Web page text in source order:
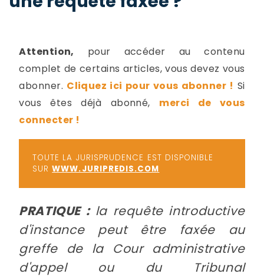
Attention, pour accéder au contenu
complet de certains articles, vous devez vous
abonner. Cliquez ici pour vous abonner ! Si
vous êtes déjà abonné, merci de vous
connecter !
TOUTE LA JURISPRUDENCE EST DISPONIBLE
SURWWW.JURIPREDIS.COM
PRATIQUE :la requête introductive
d'instance peut être faxée au
greffe de la Cour administrative
d'appel ou du Tribunal